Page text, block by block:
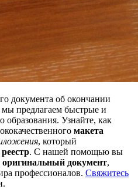
документа об окончании
мы предлагаем быстрые и
Узнайте, как
макета
, который
. С нашей помощью вы
оригинальный документ,
профессионалов. Свяжитесь